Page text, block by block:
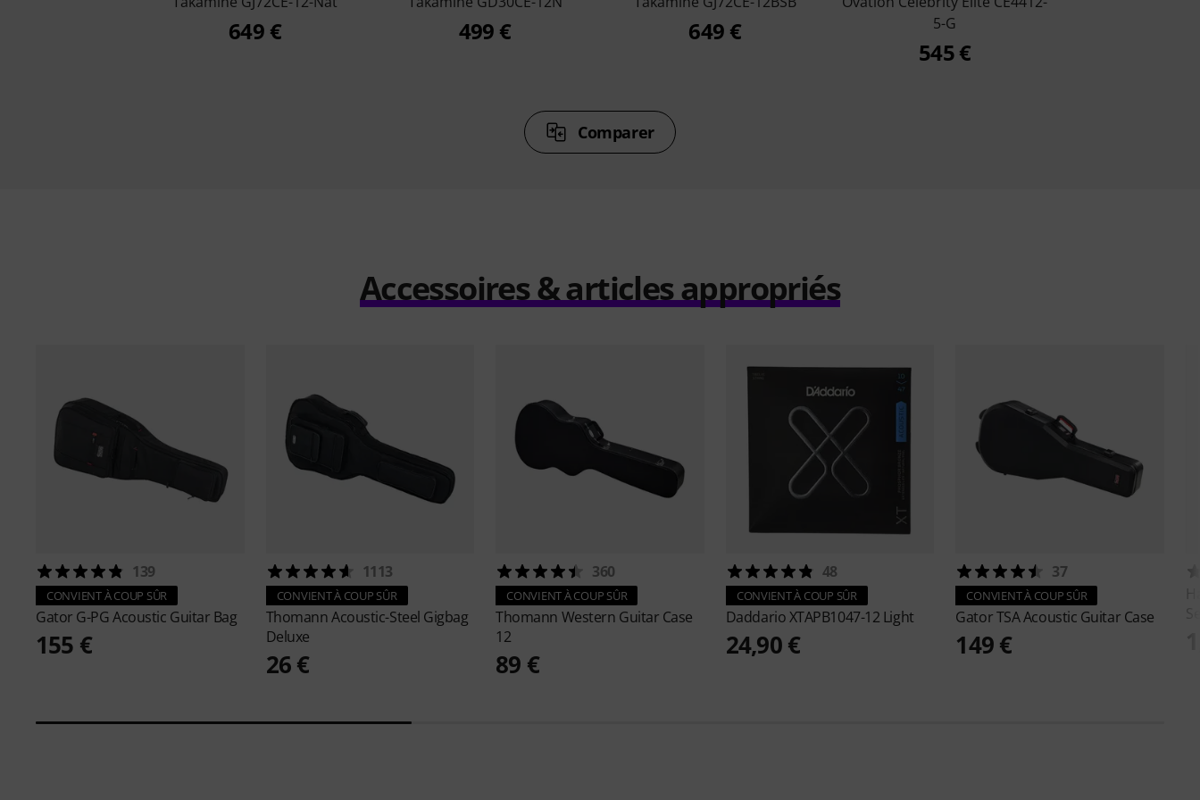
649 € 499 € 649 €
5-G
545 €
Comparer
Accessoires & articles appropriés
139
CONVIENT À COUP SÛR
Gator G-PG Acoustic Guitar Bag
155 €
1113
CONVIENT À COUP SÛR
ThomannAcoustic-Steel Gigbag
Deluxe
26 €
360
CONVIENT À COUP SÛR
Thomann Western Guitar Case
12
89 €
48
CONVIENT À COUP SÛR
DaddarioXTAPB1047-12 Light
24,90 €
37
CONVIENT À COUP SÛR
GatorTSA Acoustic Guitar Case
149 €